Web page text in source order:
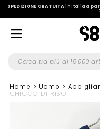
SPEDIZIONE GRATUITAin Italia a
Home Uomo
CHICCO DI RISO